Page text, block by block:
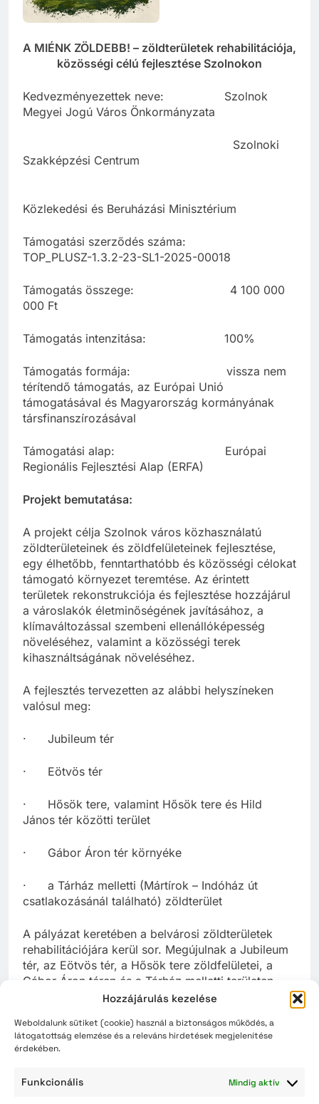
Hozzájárulás kezelése
Weboldalunk sütiket (cookie) használ a biztonságos működés, a
látogatottság elemzése és a releváns hirdetések megjelenítése
érdekében.
Funkcionális Mindig aktív
A MIÉNK ZÖLDEBB! – zöldterületek rehabilitációja,
közösségi célú fejlesztése Szolnokon
Kedvezményezettek neve: Szolnok
Megyei Jogú Város Önkormányzata
Szolnoki
Szakképzési Centrum
Közlekedési és Beruházási Minisztérium
Támogatási szerződés száma:
TOP_PLUSZ-1.3.2-23-SL1-2025-00018
Támogatás összege: 4 100 000
000 Ft
Támogatás intenzitása: 100%
Támogatás formája: vissza nem
térítendő támogatás, az Európai Unió
támogatásával és Magyarország kormányának
társfinanszírozásával
Támogatási alap: Európai
Regionális Fejlesztési Alap (ERFA)
Projekt bemutatása:
A projekt célja Szolnok város közhasználatú
zöldterületeinek és zöldfelületeinek fejlesztése,
egy élhetőbb, fenntarthatóbb és közösségi célokat
támogató környezet teremtése. Az érintett
területek rekonstrukciója és fejlesztése hozzájárul
a városlakók életminőségének javításához, a
klímaváltozással szembeni ellenállóképesség
növeléséhez, valamint a közösségi terek
kihasználtságának növeléséhez.
A fejlesztés tervezetten az alábbi helyszíneken
valósul meg:
· Jubileum tér
· Eötvös tér
· Hősök tere, valamint Hősök tere és Hild
János tér közötti terület
· Gábor Áron tér környéke
· a Tárház melletti (Mártírok – Indóház út
csatlakozásánál található) zöldterület
A pályázat keretében a belvárosi zöldterületek
rehabilitációjára kerül sor. Megújulnak a Jubileum
tér, az Eötvös tér, a Hősök tere zöldfelületei, a
Gábor Áron téren és a Tárház melletti területen
pedig új zöldterület kerül kialakításra, ezt a belső
egészíti ki. Ivókutak, pihenők, smart spotok
létesítésével városi találkozási pontokat hozunk
A Jubileum tér zöldfelületének rehabilitációjára